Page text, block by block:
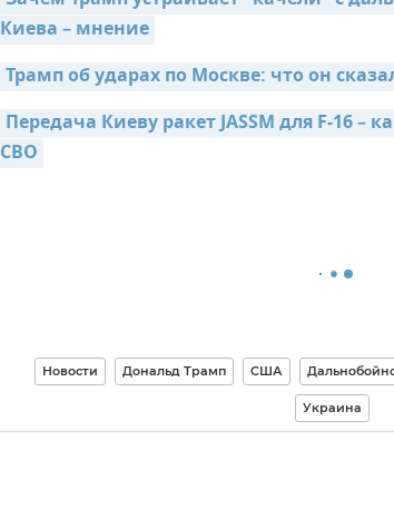
Киева – мнение
Трамп об ударах по Москве: что он
Передача Киеву ракет JASSM для F-16 –
СВО
Новости Дональд Трамп США
Украина